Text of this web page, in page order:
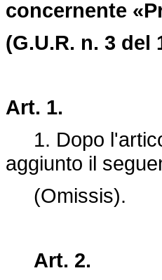
concernente
(G.U.R. n. 3 del
Art. 1.
1. Dopo
aggiunto il
(Omissis).
Art. 2.